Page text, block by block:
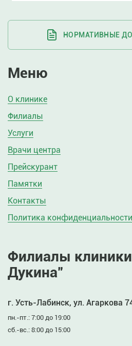
НОРМАТИВНЫЕ
Меню
О клинике
Филиалы
Услуги
Врачи центра
Прейскурант
Памятки
Контакты
Политика конфиденциальности
Филиалы
Дукина”
г. Усть-Лабинск, ул. Агаркова
пн.-пт.: 7:00 до 19:00
сб.-вс.: 8:00 до 15:00